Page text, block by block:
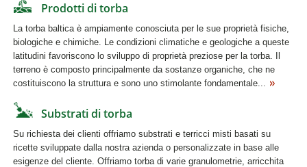
Prodotti di torba
La torba baltica è ampiamente conosciuta per le sue proprietà fisiche,
biologiche e chimiche. Le condizioni climatiche e geologiche a queste
latitudini favoriscono lo sviluppo di proprietà preziose per la torba. Il
terreno è composto principalmente da sostanze organiche, che ne
costituiscono la struttura e sono uno stimolante fondamentale...
Substrati di torba
Su richiesta dei clienti offriamo substrati e terricci misti basati su
ricette sviluppate dalla nostra azienda o personalizzate in base alle
esigenze del cliente. Offriamo torba di varie granulometrie, arricchita